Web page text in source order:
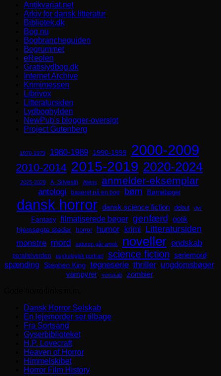
Antikvariat.net
Arkiv for dansk litteratur
Bibliotek.dk
Bog.nu
Bogbrancheguiden
Bogrummet
eReolen
Gratislydbog.dk
Internet Archive
Krimimessen
Librivox
Litteratursiden
Lydboghylden
NewPub's blogger-oversigt
Project Gutenberg
1970-1979 1980-1989 1990-1999 2000-2009
2010-2014 2015-2019 2020-2024
2025-2029 A. Silvestri Aliens anmelder-eksemplar
antologi baseret på en bog børn Børnebøger
dansk horror dansk science fiction debut dyr
Fantasy filmatiserede bøger genfærd
gotik
hjemsøgte steder
horror humor krimi Litteratursiden
monstre mord naturen går amok noveller ondskab
parallelverden psykologisk portræt science fiction seriemord
spænding Stephen King tegneserie thriller ungdomsbøger
vampyrer venskab
zombier
Dansk Horror Selskab
En lejemorder ser tilbage
Fra Sortsand
Gyserbiblioteket
H.P. Lovecraft
Heaven of Horror
Himmelskibet
Horror Film History